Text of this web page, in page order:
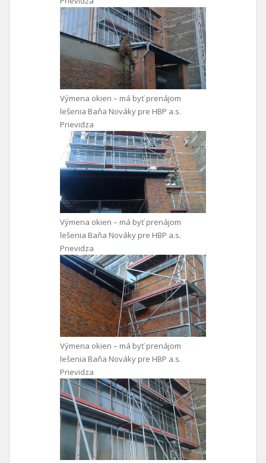
Výmena okien – má byť prenájom
lešenia Baňa Nováky pre HBP a.s.
Prievidza
Výmena okien – má byť prenájom
lešenia Baňa Nováky pre HBP a.s.
Prievidza
Výmena okien – má byť prenájom
lešenia Baňa Nováky pre HBP a.s.
Prievidza